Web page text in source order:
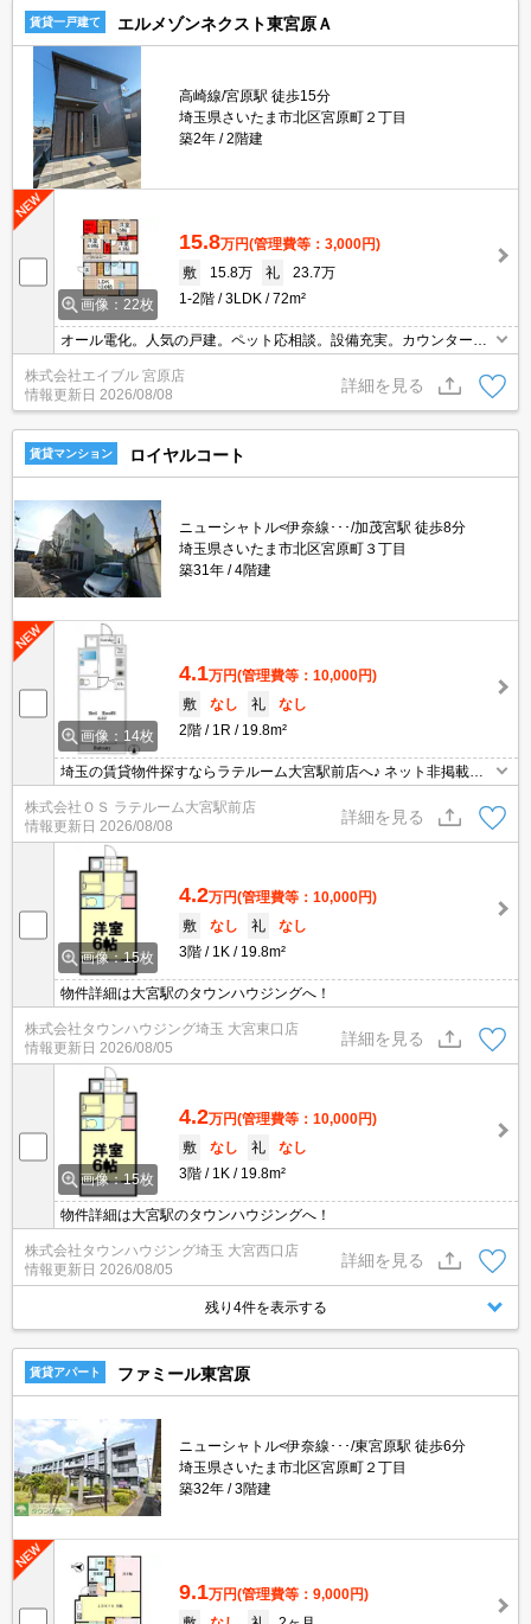
賃貸一戸建て エルメゾンネクスト東宮原Ａ
高崎線/宮原駅 徒歩15分
埼玉県さいたま市北区宮原町２丁目
築2年
2階建
画像：22枚
15.8万円(管理費等：3,000円)
敷
15.8万 礼
23.7万
1-2階
3LDK 72m²
オール電化。人気の戸建。ペット応相談。設備充実。カウンター式
システムキッチン。一坪バスルーム。当店のお薦め物件。最寄り駅
まで徒歩4分！。久しぶりに空きました。詳細はお問い合わせくだ
さい。
株式会社エイブル 宮原店
情報更新日 2026/08/08
詳細を見る
賃貸マンション ロイヤルコート
ニューシャトル<伊奈線･･･/加茂宮駅 徒歩8分
埼玉県さいたま市北区宮原町３丁目
築31年
4階建
画像：14枚
4.1万円(管理費等：10,000円)
敷
なし 礼
なし
2階
1R 19.8m²
埼玉の賃貸物件探すならラテルーム大宮駅前店へ♪ ネット非掲載物
件多数ございます！ 【入居審査不安な方】【初期安物件】【クレジ
ット決済可】ご相談ください！！ ※仲介手数料無料 『ご来店初めて
のお客様・当物件を契約に限る』
株式会社ＯＳ ラテルーム大宮駅前店
情報更新日 2026/08/08
詳細を見る
画像：15枚
4.2万円(管理費等：10,000円)
敷
なし 礼
なし
3階
1K 19.8m²
物件詳細は大宮駅のタウンハウジングへ！
株式会社タウンハウジング埼玉 大宮東口店
情報更新日 2026/08/05
詳細を見る
画像：15枚
4.2万円(管理費等：10,000円)
敷
なし 礼
なし
3階
1K 19.8m²
物件詳細は大宮駅のタウンハウジングへ！
株式会社タウンハウジング埼玉 大宮西口店
情報更新日 2026/08/05
詳細を見る
残り4件を表示する
賃貸アパート ファミール東宮原
ニューシャトル<伊奈線･･･/東宮原駅 徒歩6分
埼玉県さいたま市北区宮原町２丁目
築32年
3階建
9.1万円(管理費等：9,000円)